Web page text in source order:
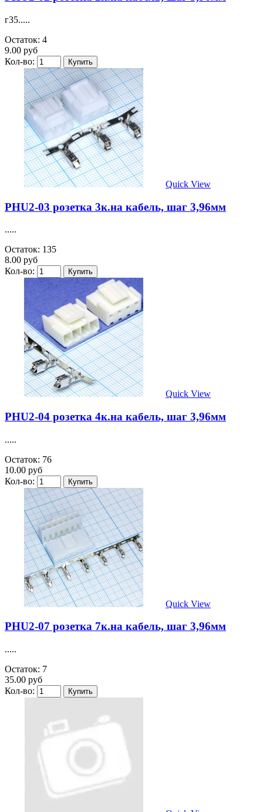
г35.....
Остаток: 4
9.00 руб
Кол-во:
Quick View
PHU2-03 розетка 3к.на кабель, шаг 3,96мм
.....
Остаток: 135
8.00 руб
Кол-во:
Quick View
PHU2-04 розетка 4к.на кабель, шаг 3,96мм
.....
Остаток: 76
10.00 руб
Кол-во:
Quick View
PHU2-07 розетка 7к.на кабель, шаг 3,96мм
.....
Остаток: 7
35.00 руб
Кол-во: